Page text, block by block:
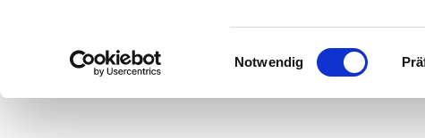
Einwilligungsauswahl
Notwendig
Reisen & Entdecken